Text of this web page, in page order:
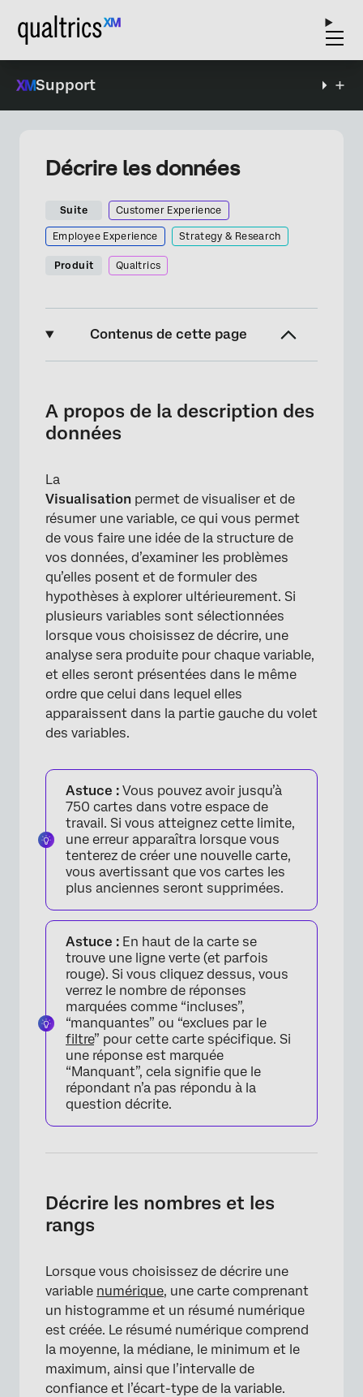
Support
Décrire les données
Suite Customer Experience
Employee Experience Strategy & Research
Produit Qualtrics
Contenus de cette page
Décrire les nombres et les rangs
Description des catégories
Description des cases à cocher
FAQs
A propos de la description des
données
La
Visualisation permet de visualiser et de
résumer une variable, ce qui vous permet
de vous faire une idée de la structure de
vos données, d’examiner les problèmes
qu’elles posent et de formuler des
hypothèses à explorer ultérieurement. Si
plusieurs variables sont sélectionnées
lorsque vous choisissez de décrire, une
analyse sera produite pour chaque variable,
et elles seront présentées dans le même
ordre que celui dans lequel elles
apparaissent dans la partie gauche du volet
des variables.
Astuce : Vous pouvez avoir jusqu’à
750 cartes dans votre espace de
travail. Si vous atteignez cette limite,
une erreur apparaîtra lorsque vous
tenterez de créer une nouvelle carte,
vous avertissant que vos cartes les
plus anciennes seront supprimées.
Astuce : En haut de la carte se
trouve une ligne verte (et parfois
rouge). Si vous cliquez dessus, vous
verrez le nombre de réponses
marquées comme “incluses”,
“manquantes” ou “exclues par le
filtre” pour cette carte spécifique. Si
une réponse est marquée
“Manquant”, cela signifie que le
répondant n’a pas répondu à la
question décrite.
Décrire les nombres et les
rangs
Lorsque vous choisissez de décrire une
variable numérique, une carte comprenant
un histogramme et un résumé numérique
est créée. Le résumé numérique comprend
la moyenne, la médiane, le minimum et le
maximum, ainsi que l’intervalle de
confiance et l’écart-type de la variable.